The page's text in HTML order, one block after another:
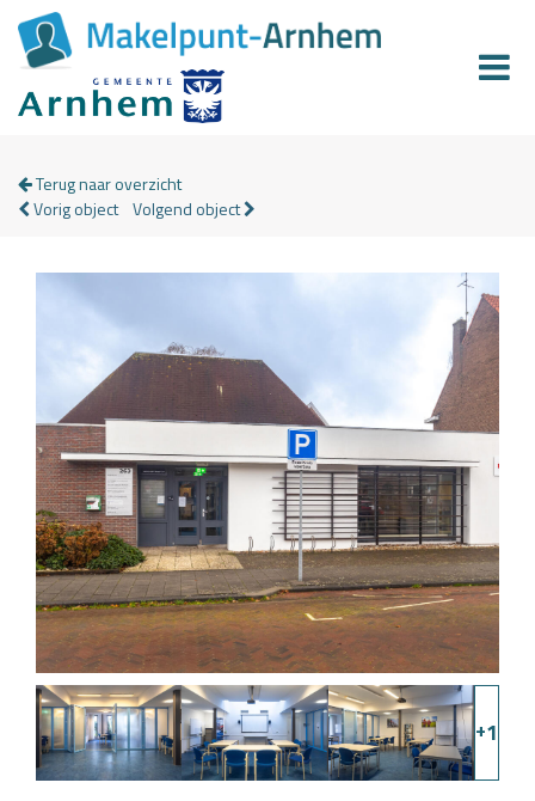
Terug naar overzicht
Vorig object Volgend object
+1